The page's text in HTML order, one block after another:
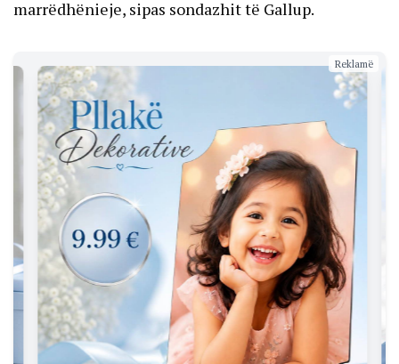
marrëdhënieje, sipas sondazhit të Gallup.
Reklamë